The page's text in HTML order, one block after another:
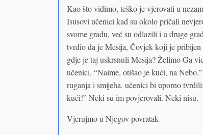
Kao što vidimo, teško je vjerovati u
Isusovi učenici kad su okolo pričali
svome gradu, već su odlazili i u druge
tvrdio da je Mesija, Čovjek koji je
gdje je taj uskrsnuli Mesija? Želimo Ga
učenici. “Naime, otišao je kući, na
ruganja i smijeha, učenici bi uporno
kući!” Neki su im povjerovali. Neki nisu.
Vjerujmo u Njegov povratak